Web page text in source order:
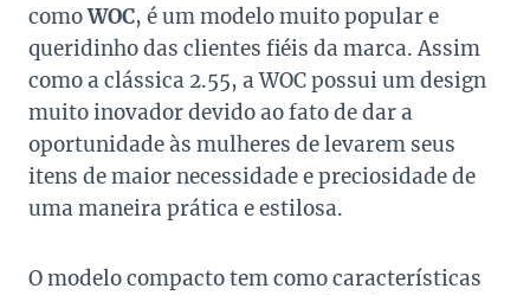
comoWOC, é um modelo muito popular e
queridinho das clientes fiéis da marca. Assim
como a clássica 2.55, a WOC possui um design
muito inovador devido ao fato de dar a
oportunidade às mulheres de levarem seus
itens de maior necessidade e preciosidade de
uma maneira prática e estilosa.
O modelo compacto tem como características